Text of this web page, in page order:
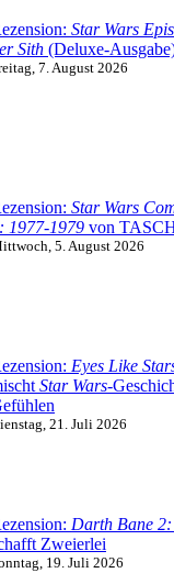
Star Wars
Sith (Deluxe-
7. August 2026
Star Wars
1977-1979 von
5. August 2026
Eyes Like
Star Wars-
21. Juli 2026
Darth Bane
Zweierlei
19. Juli 2026